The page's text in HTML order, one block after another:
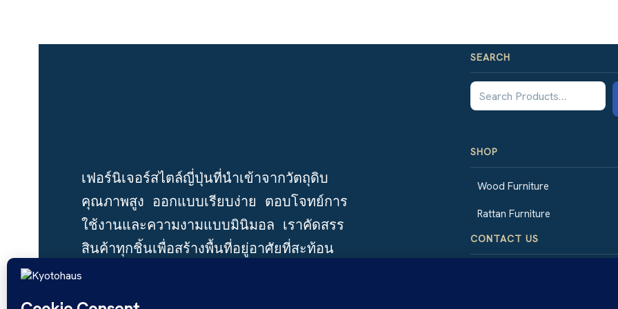
เฟอร์นิเจอร์สไตล์ญี่ปุ่นที่นำเข้าจากวัตถุดิบ
คุณภาพสูง ออกแบบเรียบง่าย ตอบโจทย์การ
ใช้งานและความงามแบบมินิมอล เราคัดสรร
สินค้าทุกชิ้นเพื่อสร้างพื้นที่อยู่อาศัยที่สะท้อน
SEARCH
SHOP
Wood Furniture
Rattan Furniture
CONTACT US